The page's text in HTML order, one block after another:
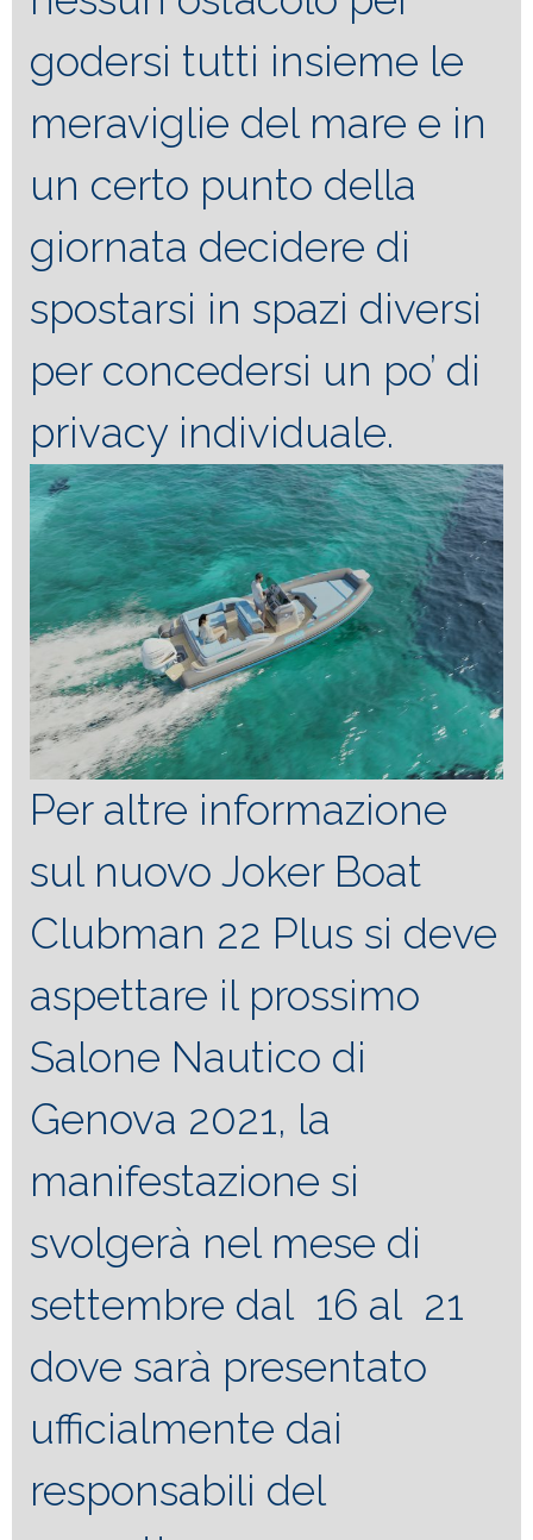
godersi tutti insieme le
meraviglie del mare e in
un certo punto della
giornata decidere di
spostarsi in spazi diversi
per concedersi un po’ di
privacy individuale.
Per altre informazione
sul nuovo Joker Boat
Clubman 22 Plus si deve
aspettare il prossimo
Salone Nautico di
Genova 2021, la
manifestazione si
svolgerà nel mese di
settembre dal 16 al 21
dove sarà presentato
ufficialmente dai
responsabili del